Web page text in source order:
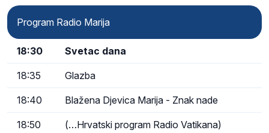
Program Radio Marija
18:30 Svetac dana
18:35 Glazba
18:40 Blažena Djevica Marija - Znak nade
18:50 (…Hrvatski program Radio Vatikana)